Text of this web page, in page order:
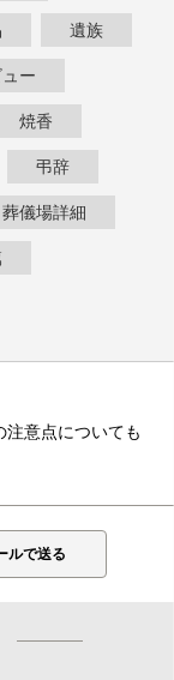
遺族
ー
焼香
弔辞
葬儀場詳細
意点についても
ルで送る